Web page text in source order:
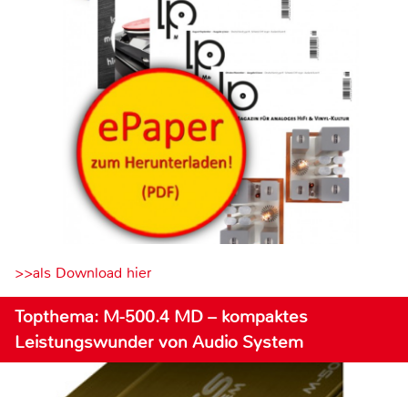
>>als Download hier
Topthema: M-500.4 MD – kompaktes
Leistungswunder von Audio System